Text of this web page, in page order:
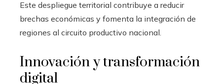
Este despliegue territorial contribuye a reducir
brechas económicas y fomenta la integración de
regiones al circuito productivo nacional.
Innovación y transformación
digital